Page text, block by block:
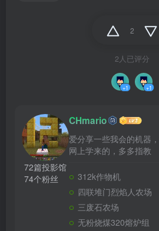
2
2人已评分
+1 +1
72篇投影馆
74个粉丝
CHmario
爱分享一些我会的机器
网上学来的，多多指教
312k作物机
四联堆门烈焰人农场
三废石农场
无粉烧煤320熔炉组